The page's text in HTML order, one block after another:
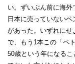
い。ずいぶん前に海外
日本に売っていない
があった。いずれに
で、もう1本この「ペ
50歳という年になる